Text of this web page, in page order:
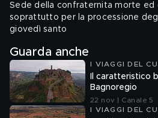
Sede della confraternita morte ed
soprattutto per la processione
giovedì santo
Guarda anche
I VIAGGI DEL
Il caratteristico
Bagnoregio
22 nov | Canale 5
I VIAGGI DEL